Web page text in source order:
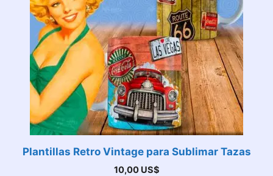
Plantillas Retro Vintage para Sublimar Tazas
10,00 US$